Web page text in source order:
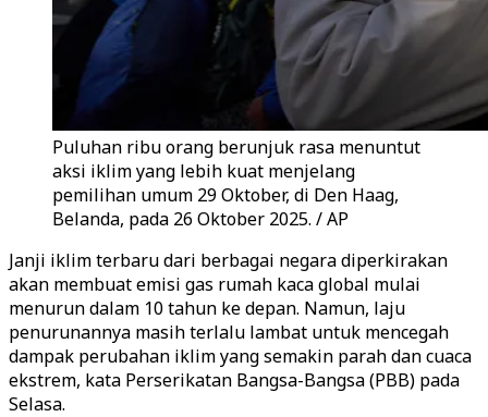
Puluhan ribu orang berunjuk rasa menuntut
aksi iklim yang lebih kuat menjelang
pemilihan umum 29 Oktober, di Den Haag,
Belanda, pada 26 Oktober 2025. / AP
Janji iklim terbaru dari berbagai negara diperkirakan
akan membuat emisi gas rumah kaca global mulai
menurun dalam 10 tahun ke depan. Namun, laju
penurunannya masih terlalu lambat untuk mencegah
dampak perubahan iklim yang semakin parah dan cuaca
ekstrem, kata Perserikatan Bangsa-Bangsa (PBB) pada
Selasa.